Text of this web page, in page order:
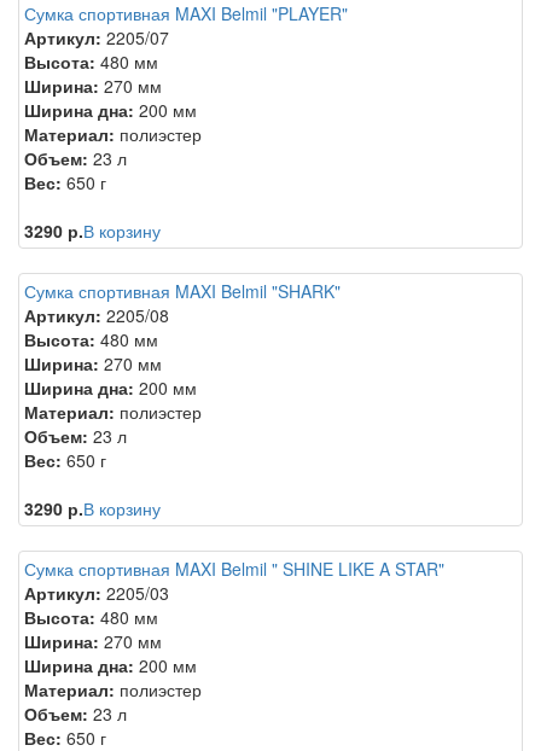
Сумка спортивная MAXI Belmil "PLAYER"
Артикул: 2205/07
Высота: 480 мм
Ширина: 270 мм
Ширина дна: 200 мм
Материал: полиэстер
Объем: 23 л
Вес: 650 г
3290 р.В корзину
Сумка спортивная MAXI Belmil "SHARK"
Артикул: 2205/08
Высота: 480 мм
Ширина: 270 мм
Ширина дна: 200 мм
Материал: полиэстер
Объем: 23 л
Вес: 650 г
3290 р.В корзину
Сумка спортивная MAXI Belmil " SHINE LIKE A STAR"
Артикул: 2205/03
Высота: 480 мм
Ширина: 270 мм
Ширина дна: 200 мм
Материал: полиэстер
Объем: 23 л
Вес: 650 г